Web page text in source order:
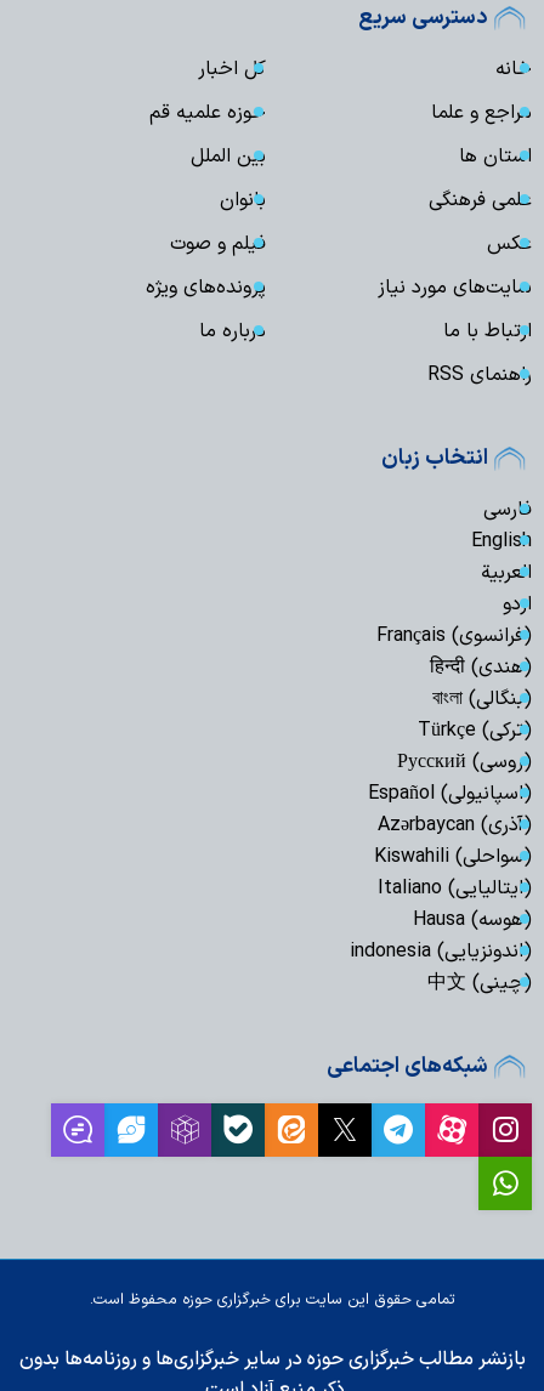
دسترسی سریع
خانه
کل اخبار
مراجع و علما
حوزه علمیه قم
استان ها
بین الملل
علمی فرهنگی
بانوان
عکس
فیلم و صوت
سایت‌های مورد نیاز
پرونده‌های ویژه
ارتباط با ما
درباره ما
راهنمای RSS
انتخاب زبان
فارسی
English
العربیة
اردو
(فرانسوی) Français
(هندی) हिन्दी
(بنگالی) বাংলা
(ترکی) Türkçe
(روسی) Русский
(اسپانیولی) Español
(آذری) Azərbaycan
(سواحلی) Kiswahili
(ایتالیایی) Italiano
(هوسه) Hausa
(اندونزیایی) indonesia
(چینی) 中文
شبکه‌های اجتماعی
تمامی حقوق این سایت برای خبرگزاری حوزه محفوظ است.
بازنشر مطالب خبرگزاری حوزه در سایر خبرگزاری‌ها و روزنامه‌ها بدون